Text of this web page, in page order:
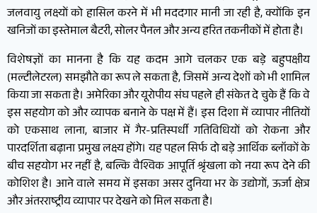
जलवायु लक्ष्यों को हासिल करने में भी मददगार मानी जा रही है, क्योंकि इन
खनिजों का इस्तेमाल बैटरी, सोलर पैनल और अन्य हरित तकनीकों में होता है।
विशेषज्ञों का मानना है कि यह कदम आगे चलकर एक बड़े बहुपक्षीय
(मल्टीलेटरल) समझौते का रूप ले सकता है, जिसमें अन्य देशों को भी शामिल
किया जा सकता है। अमेरिका और यूरोपीय संघ पहले ही संकेत दे चुके हैं कि वे
इस सहयोग को और व्यापक बनाने के पक्ष में हैं। इस दिशा में व्यापार नीतियों
को एकसाथ लाना, बाजार में गैर-प्रतिस्पर्धी गतिविधियों को रोकना और
पारदर्शिता बढ़ाना प्रमुख लक्ष्य होंगे। यह पहल सिर्फ दो बड़े आर्थिक ब्लॉकों के
बीच सहयोग भर नहीं है, बल्कि वैश्विक आपूर्ति श्रृंखला को नया रूप देने की
कोशिश है। आने वाले समय में इसका असर दुनिया भर के उद्योगों, ऊर्जा क्षेत्र
और अंतरराष्ट्रीय व्यापार पर देखने को मिल सकता है।